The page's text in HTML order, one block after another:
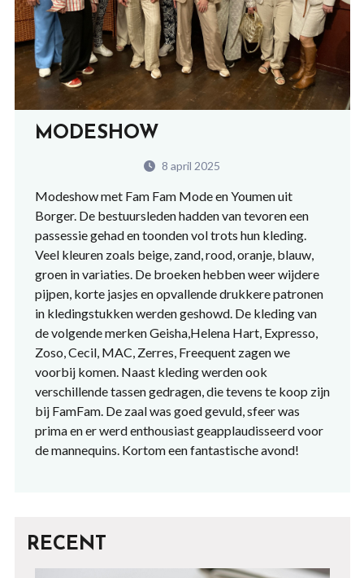
MODESHOW
8 april 2025
Modeshow met Fam Fam Mode en Youmen uit
Borger. De bestuursleden hadden van tevoren een
passessie gehad en toonden vol trots hun kleding.
Veel kleuren zoals beige, zand, rood, oranje, blauw,
groen in variaties. De broeken hebben weer wijdere
pijpen, korte jasjes en opvallende drukkere patronen
in kledingstukken werden geshowd. De kleding van
de volgende merken Geisha,Helena Hart, Expresso,
Zoso, Cecil, MAC, Zerres, Freequent zagen we
voorbij komen. Naast kleding werden ook
verschillende tassen gedragen, die tevens te koop zijn
bij FamFam. De zaal was goed gevuld, sfeer was
prima en er werd enthousiast geapplaudisseerd voor
de mannequins. Kortom een fantastische avond!
RECENT